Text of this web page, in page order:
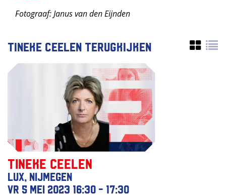
Fotograaf: Janus van den Eijnden
Tineke Ceelen terugkijken
Tineke Ceelen
LUX, Nijmegen
vr 5 mei 2023 16:30 - 17:30